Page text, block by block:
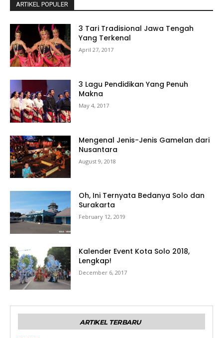
ARTIKEL POPULER
3 Tari Tradisional Jawa Tengah
Yang Terkenal
April 27, 2017
3 Lagu Pendidikan Yang Penuh
Makna
May 4, 2017
Mengenal Jenis-Jenis Gamelan dari
Nusantara
August 9, 2018
Oh, Ini Ternyata Bedanya Solo dan
Surakarta
February 12, 2019
Kalender Event Kota Solo 2018,
Lengkap!
December 6, 2017
ARTIKEL TERBARU